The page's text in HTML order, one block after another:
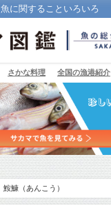
魚に関することいろいろ
さかな料理 全国の漁港紹介
鮟鱇（あんこう）